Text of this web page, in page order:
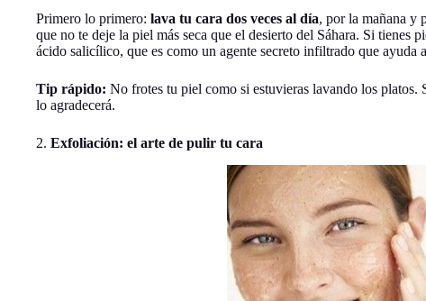
Primero lo primero: lava tu cara dos veces al día, por la mañana y
que no te deje la piel más seca que el desierto del Sáhara. Si tienes
ácido salicílico, que es como un agente secreto infiltrado que ayuda
Tip rápido: No frotes tu piel como si estuvieras lavando los platos.
lo agradecerá.
2. Exfoliación: el arte de pulir tu cara